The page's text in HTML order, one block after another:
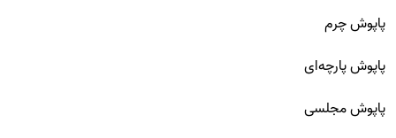
پاپوش چرم
پاپوش پارچه‌ای
پاپوش مجلسی